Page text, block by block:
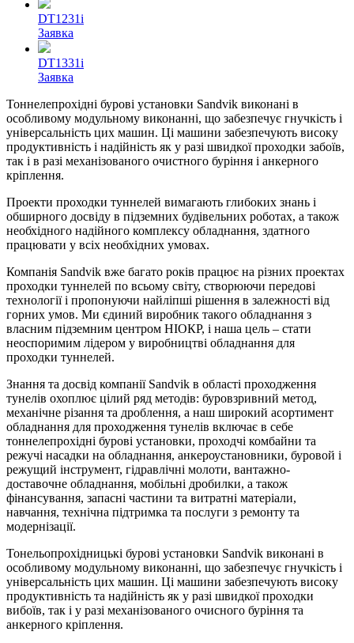
DT1231i
Заявка
DT1331i
Заявка
Тоннелепрохідні бурові установки Sandvik виконані в
особливому модульному виконанні, що забезпечує гнучкість і
універсальність цих машин. Ці машини забезпечують високу
продуктивність і надійність як у разі швидкої проходки забоїв,
так і в разі механізованого очистного буріння і анкерного
кріплення.
Проекти проходки туннелей вимагають глибоких знань і
обширного досвіду в підземних будівельних роботах, а також
необхідного надійного комплексу обладнання, здатного
працювати у всіх необхідних умовах.
Компанія Sandvik вже багато років працює на різних проектах
проходки туннелей по всьому світу, створюючи передові
технології і пропонуючи найліпші рішення в залежності від
горних умов. Ми єдиний виробник такого обладнання з
власним підземним центром НІОКР, і наша цель – стати
неоспоримим лідером у виробництві обладнання для
проходки туннелей.
Знання та досвід компанії Sandvik в області проходження
тунелів охоплює цілий ряд методів: буровзривний метод,
механічне різання та дроблення, а наш широкий асортимент
обладнання для проходження тунелів включає в себе
тоннелепрохідні бурові установки, проходчі комбайни та
режучі насадки на обладнання, анкероустановники, буровой і
режущий інструмент, гідравлічні молоти, вантажно-
доставочне обладнання, мобільні дробилки, а також
фінансування, запасні частини та витратні матеріали,
навчання, технічна підтримка та послуги з ремонту та
модернізації.
Тонельопрохідницькі бурові установки Sandvik виконані в
особливому модульному виконанні, що забезпечує гнучкість і
універсальність цих машин. Ці машини забезпечують високу
продуктивність та надійність як у разі швидкої проходки
вибоїв, так і у разі механізованого очисного буріння та
анкерного кріплення.